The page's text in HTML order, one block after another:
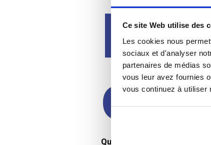
Ce site Web utilise des
Les cookies nous
sociaux et d'analyser
partenaires de médias
vous leur avez fournies
vous continuez à utiliser
Qualifications et diplômes :